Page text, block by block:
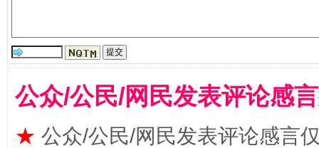
揭批美国五大"原罪" "炒
公众/公民/网民发表评论感
★ 公众/公民/网民发表评论感言